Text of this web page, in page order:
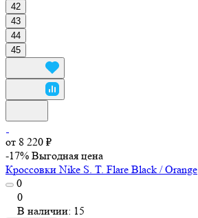
42
43
44
45
от 8 220 ₽
-17% Выгодная цена
Кроссовки Nike S. T. Flare Black / Orange
0
0
В наличии: 15